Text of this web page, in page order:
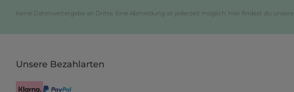
Keine Datenweitergabe an Dritte. Eine Abmeldung ist jederzeit möglich. Hier findest du unsere
Unsere Bezahlarten